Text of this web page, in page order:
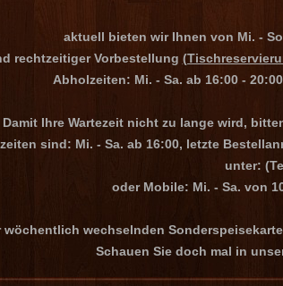
aktuell bieten wir Ihnen von Mi. -
rechtzeitiger Vorbestellung
Abholzeiten: Mi. - Sa. ab 16:00 -
Damit Ihre Wartezeit nicht zu lange wird,
sind: Mi. - Sa. ab 16:00, letzte
unter:
oder Mobile: Mi. - Sa. von
wöchentlich wechselnden
Schauen Sie doch mal in